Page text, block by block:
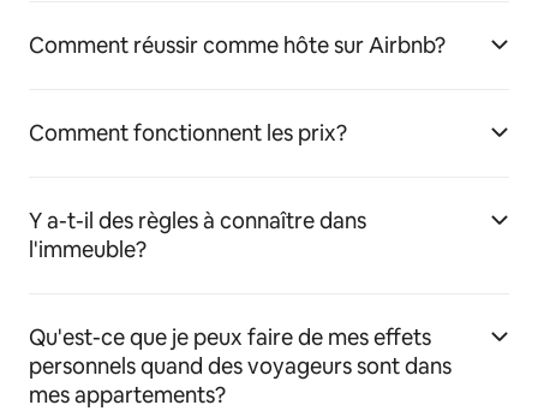
Comment réussir comme hôte sur Airbnb?
Comment fonctionnent les prix?
Y a-t-il des règles à connaître dans
l'immeuble?
Qu'est-ce que je peux faire de mes effets
personnels quand des voyageurs sont dans
mes appartements?